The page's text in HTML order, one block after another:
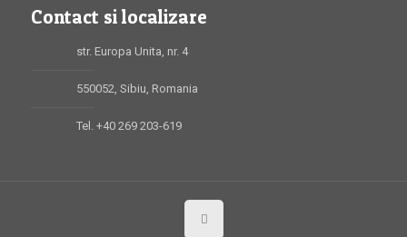
Contact si localizare
str. Europa Unita, nr. 4
550052, Sibiu, Romania
Tel. +40 269 203-619